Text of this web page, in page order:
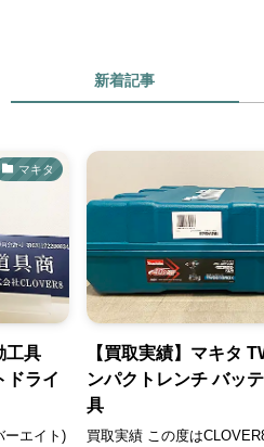
新着記事
マキタ
工具
ドライ
ーエイト)
【買取実績】マキタ
ンパクトレンチ バッ
具
買取実績 この度は